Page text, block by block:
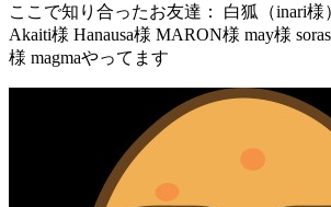
ここで知り合ったお友達： 白狐（inari様
Akaiti様 Hanausa様 MARON様 may様
様 magmaやってます